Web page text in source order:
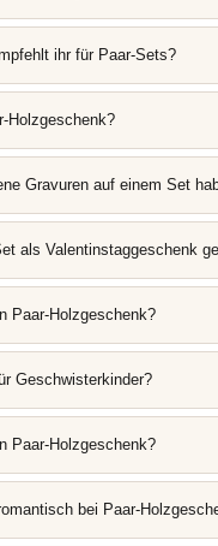
ihr für Paar-Sets?
Holzgeschenk?
Gravuren auf einem Set
als Valentinstaggeschenk
Paar-Holzgeschenk?
Geschwisterkinder?
Paar-Holzgeschenk?
bei Paar-